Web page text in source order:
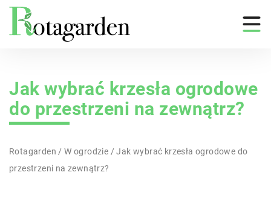
Jak wybrać krzesła ogrodowe
do przestrzeni na zewnątrz?
Rotagarden /W ogrodzie /Jak wybrać krzesła ogrodowe do
przestrzeni na zewnątrz?